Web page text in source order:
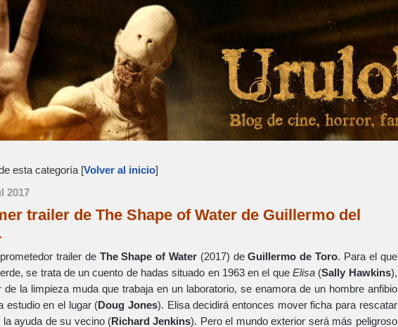
esta categoría [Volver al inicio]
2017
trailer de The Shape of Water de Guillermo del
trailer de The Shape of Water (2017) deGuillermo de Toro. Para el que
se trata de un cuento de hadas situado en 1963 en el que Elisa(Sally Hawkins),
de la limpieza muda que trabaja en un laboratorio, se enamora de un hombre anfibio
estudio en el lugar (Doug Jones). Elisa decidirá entonces mover ficha para rescatar
la ayuda de su vecino (Richard Jenkins). Pero el mundo exterior será más peligroso